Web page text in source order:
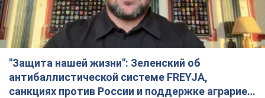
"Защита нашей жизни": Зеленский об
антибаллистической системе FREYJA,
санкциях против России и поддержке аграриев.